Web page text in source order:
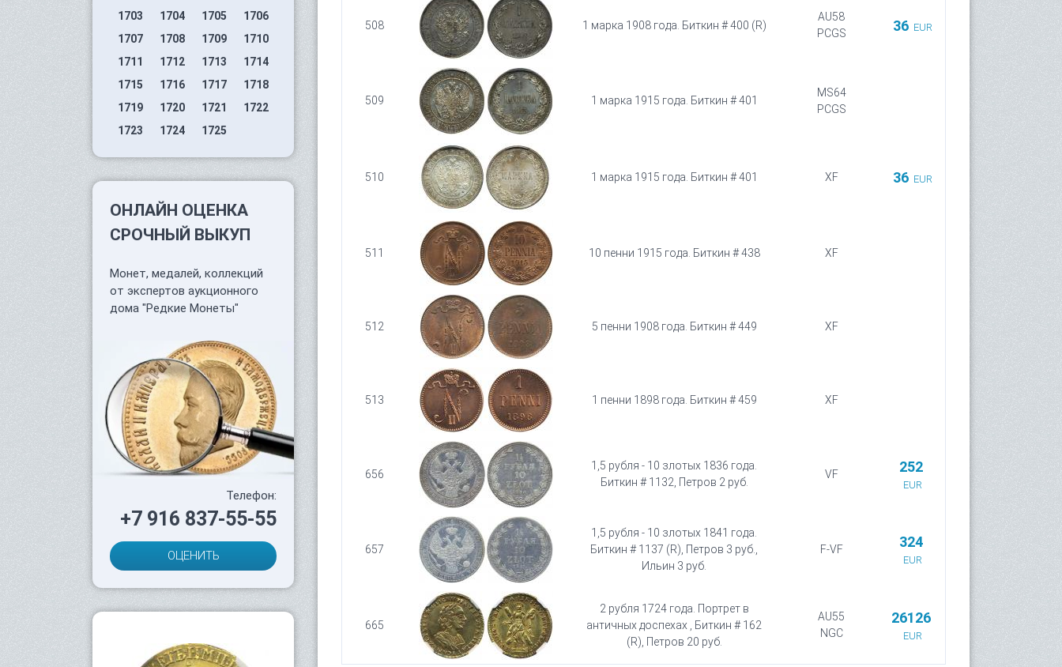
1703
1704 1705
1706
1707
1708 1709
1710
1711
1712 1713
1714
1715
1716 1717
1718
1719
1720 1721
1722
1723
1724 1725
ОНЛАЙН ОЦЕНКА
СРОЧНЫЙ ВЫКУП
Монет, медалей, коллекций
от экспертов аукционного
дома "Редкие Монеты"
Телефон:
+7 916 837-55-55
ОЦЕНИТЬ
508 1 марка 1908 года. Биткин # 400 (R)
AU58
PCGS
36 EUR
509 1 марка 1915 года. Биткин # 401
MS64
PCGS
510 1 марка 1915 года. Биткин # 401 XF 36 EUR
511 10 пенни 1915 года. Биткин # 438 XF
512 5 пенни 1908 года. Биткин # 449 XF
513 1 пенни 1898 года. Биткин # 459 XF
656
1,5 рубля - 10 злотых 1836 года.
Биткин # 1132, Петров 2 руб.
VF 252
EUR
657
1,5 рубля - 10 злотых 1841 года.
Биткин # 1137 (R), Петров 3 руб.,
Ильин 3 руб.
F-VF 324
EUR
665
2 рубля 1724 года. Портрет в
античных доспехах , Биткин # 162
(R), Петров 20 руб.
AU55
NGC
26126
EUR